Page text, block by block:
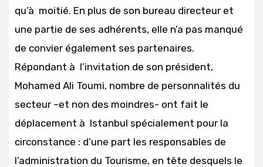
qu’à moitié. En plus de son bureau directeur et
une partie de ses adhérents, elle n’a pas manqué
de convier également ses partenaires.
Répondant à l’invitation de son président,
Mohamed Ali Toumi, nombre de personnalités du
secteur –et non des moindres- ont fait le
déplacement à Istanbul spécialement pour la
circonstance : d’une part les responsables de
l’administration du Tourisme, en tête desquels le